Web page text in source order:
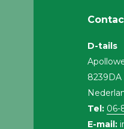
D-tails
8239DA
Tel: 06-
E-mail: